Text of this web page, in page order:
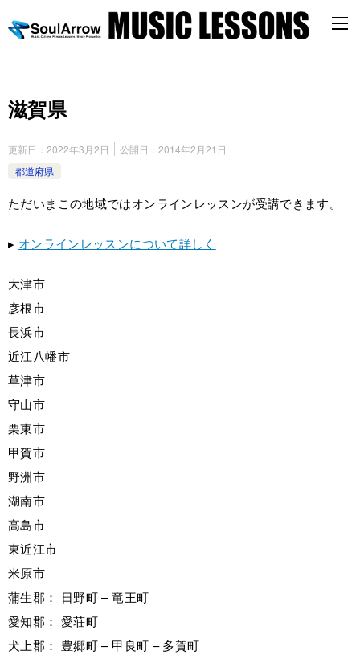
滋賀県
更新日： 2022年3月2日 公開日： 2014年2月21日
都道府県
ただいまこの地域ではオンラインレッスンが受講できます。
▸ オンラインレッスンについて詳しく
大津市
彦根市
長浜市
近江八幡市
草津市
守山市
栗東市
甲賀市
野洲市
湖南市
高島市
東近江市
米原市
蒲生郡： 日野町 – 竜王町
愛知郡： 愛荘町
犬上郡： 豊郷町 – 甲良町 – 多賀町